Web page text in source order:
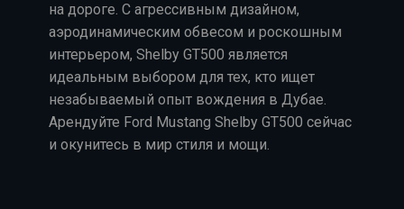
на дороге. С агрессивным дизайном,
аэродинамическим обвесом и роскошным
интерьером, Shelby GT500 является
идеальным выбором для тех, кто ищет
незабываемый опыт вождения в Дубае.
Арендуйте Ford Mustang Shelby GT500 сейчас
и окунитесь в мир стиля и мощи.